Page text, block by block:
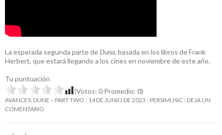
La esperada segunda parte de Duna, basada en los libros de Frank
Herbert, que estará llegando a los cines en noviembre de este año.
Tu puntuación
(Votos: 0 Promedio: 0)
AVANCES: DUNE – PART TWO 14 DE JUNIO DE 2023 PERSIMUSIC DEJA UN
COMENTARIO